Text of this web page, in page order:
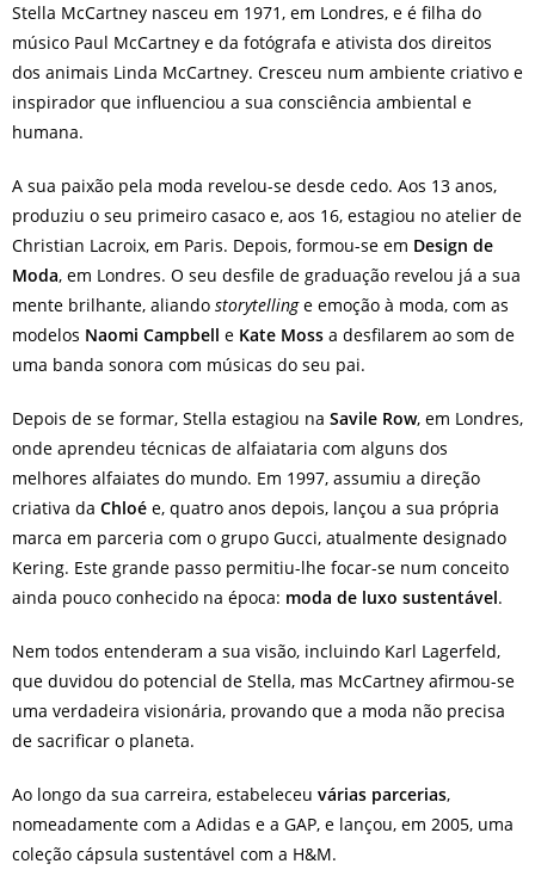
Stella McCartney nasceu em 1971, em Londres, e é filha do
músico Paul McCartney e da fotógrafa e ativista dos direitos
dos animais Linda McCartney. Cresceu num ambiente criativo e
inspirador que influenciou a sua consciência ambiental e
humana.
A sua paixão pela moda revelou-se desde cedo. Aos 13 anos,
produziu o seu primeiro casaco e, aos 16, estagiou no atelier de
Christian Lacroix, em Paris. Depois, formou-se em Design de
Moda, em Londres. O seu desfile de graduação revelou já a sua
mente brilhante, aliando storytellinge emoção à moda, com as
modelos Naomi Campbell e Kate Moss a desfilarem ao som de
uma banda sonora com músicas do seu pai.
Depois de se formar, Stella estagiou na Savile Row, em Londres,
onde aprendeu técnicas de alfaiataria com alguns dos
melhores alfaiates do mundo. Em 1997, assumiu a direção
criativa da Chloé e, quatro anos depois, lançou a sua própria
marca em parceria com o grupo Gucci, atualmente designado
Kering. Este grande passo permitiu-lhe focar-se num conceito
ainda pouco conhecido na época: moda de luxo sustentável.
Nem todos entenderam a sua visão, incluindo Karl Lagerfeld,
que duvidou do potencial de Stella, mas McCartney afirmou-se
uma verdadeira visionária, provando que a moda não precisa
de sacrificar o planeta.
Ao longo da sua carreira, estabeleceu várias parcerias,
nomeadamente com a Adidas e a GAP, e lançou, em 2005, uma
coleção cápsula sustentável com a H&M.